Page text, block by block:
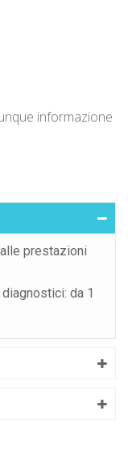
informazione
prestazioni
da 1